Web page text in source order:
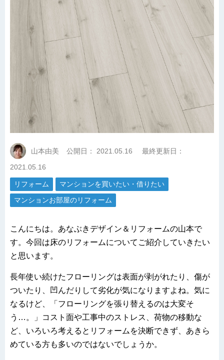
山本由美 公開日： 2021.05.16
最終更新日：
2021.05.16
リフォーム
マンションを買いたい・借りたい
マンションお部屋のリフォーム
こんにちは。あなぶきデザイン＆リフォームの山本で
す。今回は床のリフォームについてご紹介していきたい
と思います。
長年使い続けたフローリングは表面が剥がれたり、傷が
ついたり、凹んだりして劣化が気になりますよね。気に
なるけど、「フローリングを張り替えるのは大変そ
う…。」コスト面や工事中のストレス、荷物の移動な
ど、いろいろ考えるとリフォームを決断できず、あきら
めている方も多いのではないでしょうか。